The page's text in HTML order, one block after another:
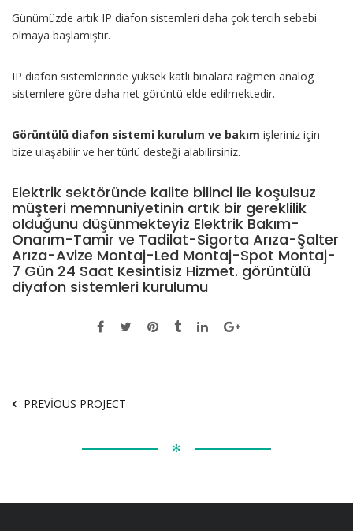
Günümüzde artık IP diafon sistemleri daha çok tercih sebebi
olmaya başlamıştır.
IP diafon sistemlerinde yüksek katlı binalara rağmen analog
sistemlere göre daha net görüntü elde edilmektedir.
Görüntülü diafon sistemi kurulum ve bakım işleriniz için
bize ulaşabilir ve her türlü desteği alabilirsiniz.
Elektrik sektöründe kalite bilinci ile koşulsuz
müşteri memnuniyetinin artık bir gereklilik
olduğunu düşünmekteyiz Elektrik Bakım-
Onarım-Tamir ve Tadilat-Sigorta Arıza-Şalter
Arıza-Avize Montaj-Led Montaj-Spot Montaj-
7 Gün 24 Saat Kesintisiz Hizmet. görüntülü
diyafon sistemleri kurulumu
PREVIOUS PROJECT
✻